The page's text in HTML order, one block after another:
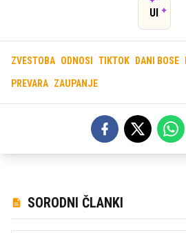
UI
ZVESTOBA ODNOSI TIKTOK DANI BOSE
PREVARA ZAUPANJE
SORODNI ČLANKI